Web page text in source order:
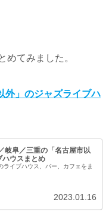
めてみました。
外」のジャズライブハ
岐阜／三重の「名古屋市以
ハウスまとめ
ライブハウス、バー、カフェをま
2023.01.16